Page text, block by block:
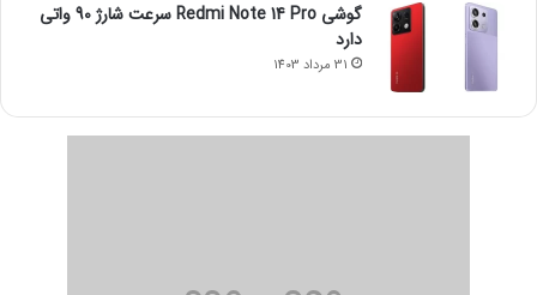
گوشی Redmi Note 14 Pro سرعت شارژ 90 واتی
دارد
31 مرداد 1403